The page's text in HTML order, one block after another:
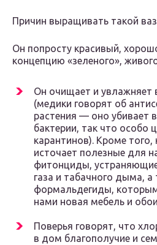
Причин выращивать такой
Он попросту красивый,
концепцию «зеленого»,
Он очищает и увлажняет
(медики говорят об
растения — оно убивает
бактерии, так что особо
карантинов). Кроме
источает полезные для
фитонциды,
газа и табачного дыма, а
формальдегиды,
нами новая мебель и
Поверья говорят, что
в дом благополучие и